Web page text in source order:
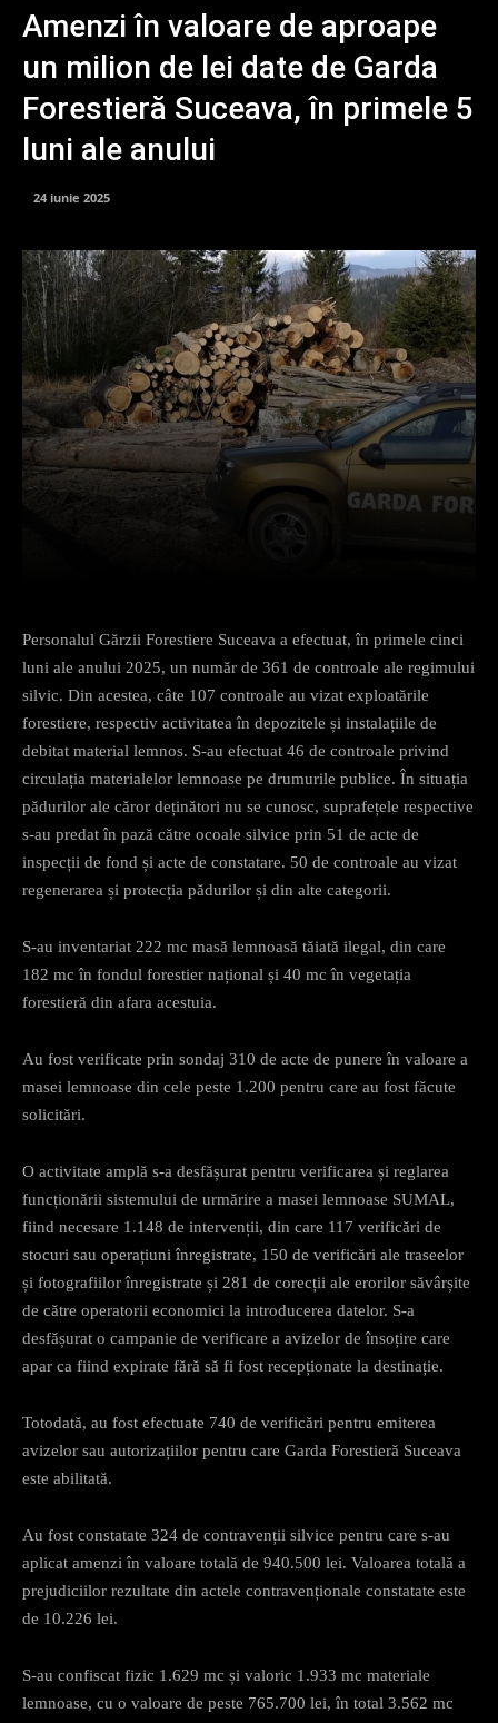
Amenzi în valoare de aproape
un milion de lei date de Garda
Forestieră Suceava, în primele 5
luni ale anului
24 iunie 2025
Personalul Gărzii Forestiere Suceava a efectuat, în primele cinci
luni ale anului 2025, un număr de 361 de controale ale regimului
silvic. Din acestea, câte 107 controale au vizat exploatările
forestiere, respectiv activitatea în depozitele și instalațiile de
debitat material lemnos. S-au efectuat 46 de controale privind
circulația materialelor lemnoase pe drumurile publice. În situația
pădurilor ale căror deținători nu se cunosc, suprafețele respective
s-au predat în pază către ocoale silvice prin 51 de acte de
inspecții de fond și acte de constatare. 50 de controale au vizat
regenerarea și protecția pădurilor și din alte categorii.
S-au inventariat 222 mc masă lemnoasă tăiată ilegal, din care
182 mc în fondul forestier național și 40 mc în vegetația
forestieră din afara acestuia.
Au fost verificate prin sondaj 310 de acte de punere în valoare a
masei lemnoase din cele peste 1.200 pentru care au fost făcute
solicitări.
O activitate amplă s-a desfășurat pentru verificarea și reglarea
funcționării sistemului de urmărire a masei lemnoase SUMAL,
fiind necesare 1.148 de intervenții, din care 117 verificări de
stocuri sau operațiuni înregistrate, 150 de verificări ale traseelor
și fotografiilor înregistrate și 281 de corecții ale erorilor săvârșite
de către operatorii economici la introducerea datelor. S-a
desfășurat o campanie de verificare a avizelor de însoțire care
apar ca fiind expirate fără să fi fost recepționate la destinație.
Totodată, au fost efectuate 740 de verificări pentru emiterea
avizelor sau autorizațiilor pentru care Garda Forestieră Suceava
este abilitată.
Au fost constatate 324 de contravenții silvice pentru care s-au
aplicat amenzi în valoare totală de 940.500 lei. Valoarea totală a
prejudiciilor rezultate din actele contravenționale constatate este
de 10.226 lei.
S-au confiscat fizic 1.629 mc și valoric 1.933 mc materiale
lemnoase, cu o valoare de peste 765.700 lei, în total 3.562 mc